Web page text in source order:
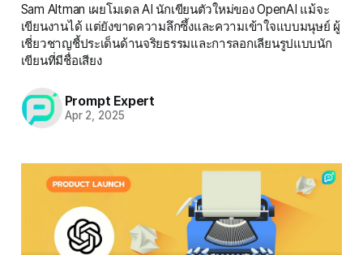
Sam Altman เผยโมเดล AI นักเขียนตัวใหม่ของ OpenAI แม้จะ
เขียนงานได้ แต่ยังขาดความลึกซึ้งและความเข้าใจแบบมนุษย์ ผู้
เชี่ยวชาญชี้ประเด็นด้านจริยธรรมและการลอกเลียนรูปแบบนัก
เขียนที่มีชื่อเสียง
Prompt Expert
Apr 2, 2025